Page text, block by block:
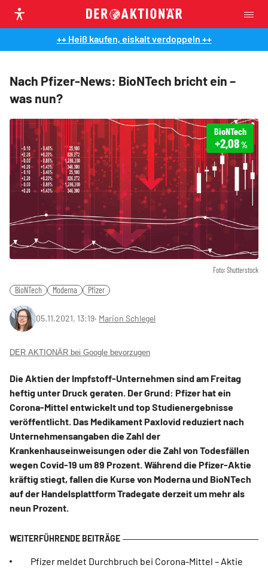
++ Heiß kaufen, eiskalt verdoppeln ++
Nach Pfizer-News: BioNTech bricht ein –
was nun?
Foto: Shutterstock
BioNTech
+2,08%
BioNTech Moderna Pfizer
05.11.2021, 13:19‧ Marion Schlegel
DER AKTIONÄR bei Google bevorzugen
Die Aktien der Impfstoff-Unternehmen sind am Freitag
heftig unter Druck geraten. Der Grund: Pfizer hat ein
Corona-Mittel entwickelt und top Studienergebnisse
veröffentlicht. Das Medikament Paxlovid reduziert nach
Unternehmensangaben die Zahl der
Krankenhauseinweisungen oder die Zahl von Todesfällen
wegen Covid-19 um 89 Prozent. Während die Pfizer-Aktie
kräftig stiegt, fallen die Kurse von Moderna und BioNTech
auf der Handelsplattform Tradegate derzeit um mehr als
neun Prozent.
Pfizer meldet Durchbruch bei Corona-Mittel – Aktie